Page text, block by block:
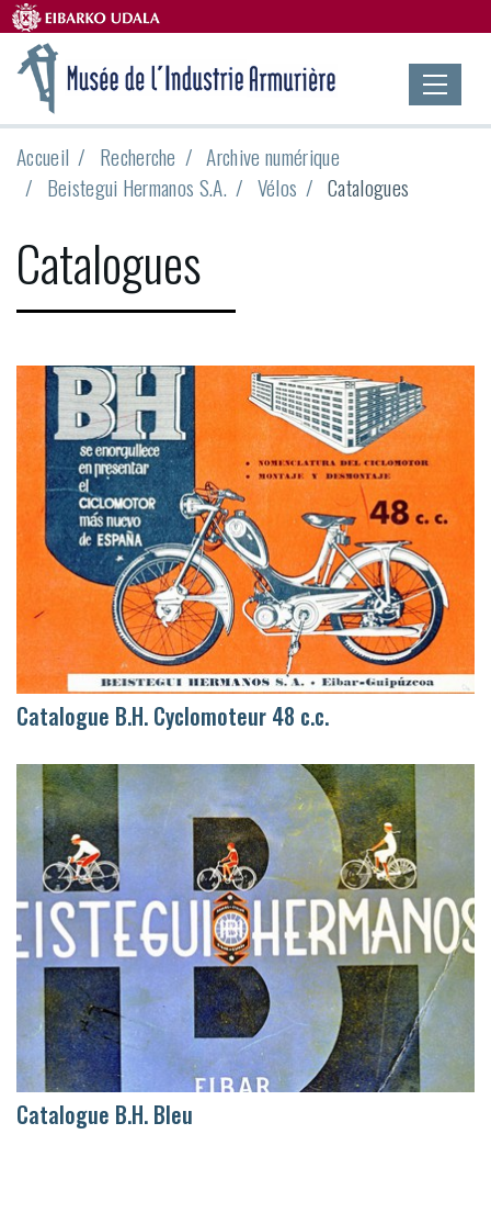
Accueil Recherche
Archive numérique
Beistegui Hermanos S.A.
Vélos Catalogues
Catalogues
Catalogue B.H. Cyclomoteur 48 c.c.
Catalogue B.H. Bleu